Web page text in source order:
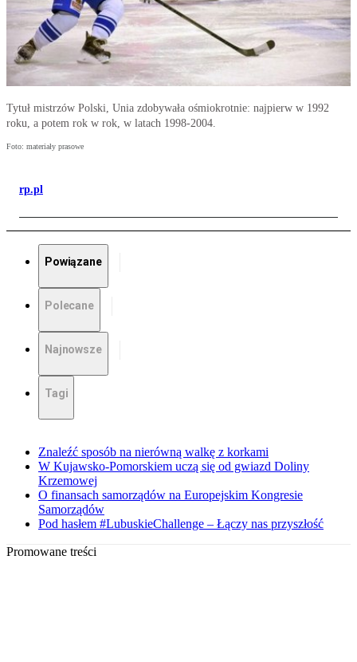
Tytuł mistrzów Polski, Unia zdobywała ośmiokrotnie: najpierw w 1992
roku, a potem rok w rok, w latach 1998-2004.
Foto: materiały prasowe
rp.pl
Powiązane
Polecane
Najnowsze
Tagi
Znaleźć sposób na nierówną walkę z korkami
W Kujawsko-Pomorskiem uczą się od gwiazd Doliny
Krzemowej
O finansach samorządów na Europejskim Kongresie
Samorządów
Pod hasłem #LubuskieChallenge – Łączy nas przyszłość
Promowane treści